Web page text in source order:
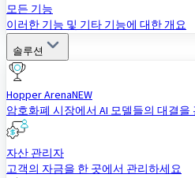
모든 기능
이러한 기능 및 기타 기능에 대한 개요
솔루션
Hopper ArenaNEW
암호화폐 시장에서 AI 모델들의 대결을
자산 관리자
고객의 자금을 한 곳에서 관리하세요